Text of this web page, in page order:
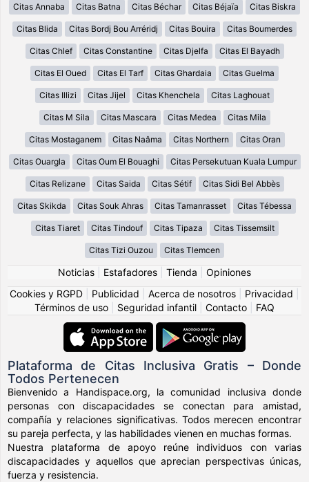
Citas Annaba Citas Batna Citas Béchar Citas Béjaïa Citas Biskra
Citas Blida Citas Bordj Bou Arréridj Citas Bouira Citas Boumerdes
Citas Chlef Citas Constantine Citas Djelfa Citas El Bayadh
Citas El Oued Citas El Tarf Citas Ghardaia Citas Guelma
Citas Illizi Citas Jijel Citas Khenchela Citas Laghouat
Citas M Sila Citas Mascara Citas Medea Citas Mila
Citas Mostaganem Citas Naâma Citas Northern Citas Oran
Citas Ouargla Citas Oum El Bouaghi Citas Persekutuan Kuala Lumpur
Citas Relizane Citas Saida Citas Sétif Citas Sidi Bel Abbès
Citas Skikda Citas Souk Ahras Citas Tamanrasset Citas Tébessa
Citas Tiaret Citas Tindouf Citas Tipaza Citas Tissemsilt
Citas Tizi Ouzou Citas Tlemcen
Noticias Estafadores Tienda
Opiniones
Cookies y RGPD
Publicidad Acerca de nosotros Privacidad
Términos de uso
Seguridad infantil Contacto FAQ
Plataforma de Citas Inclusiva Gratis – Donde
Todos Pertenecen
Bienvenido a Handispace.org, la comunidad inclusiva donde
personas con discapacidades se conectan para amistad,
compañía y relaciones significativas. Todos merecen encontrar
su pareja perfecta, y las habilidades vienen en muchas formas.
Nuestra plataforma de apoyo reúne individuos con varias
discapacidades y aquellos que aprecian perspectivas únicas,
fuerza y resistencia.